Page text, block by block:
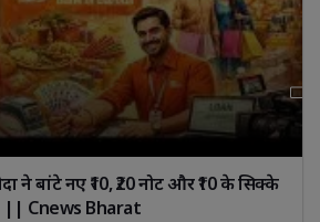
बांटे नए ₹10, ₹20 नोट और ₹10 के सिक्के
|| Cnews Bharat